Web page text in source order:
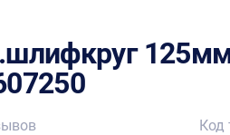
Код